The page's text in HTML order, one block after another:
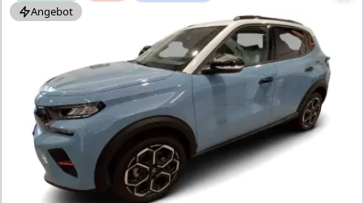
Angebot